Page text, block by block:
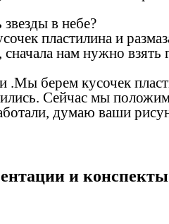
в небе?
пластилина и
нам нужно
берем кусочек
Сейчас мы
думаю ваши
и конспекты